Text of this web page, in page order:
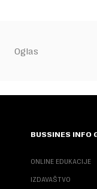
BUSSINES INFO
ONLINE EDUKACIJE
IZDAVAŠTVO